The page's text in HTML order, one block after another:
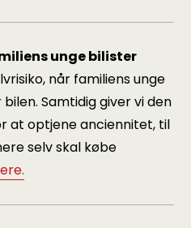
unge bilister
når familiens unge
Samtidig giver vi den
at optjene anciennitet, til
selv skal købe